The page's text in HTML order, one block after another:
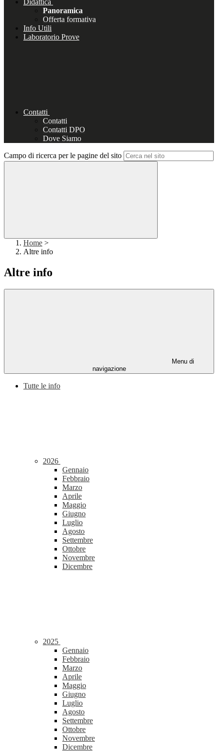
Didattica
Panoramica
Offerta formativa
Info Utili
Laboratorio Prove
Contatti
Contatti
Contatti DPO
Dove Siamo
Campo di ricerca per le pagine del sito
Home >
Altre info
Altre info
Menu di
navigazione
Tutte le info
2026
Gennaio
Febbraio
Marzo
Aprile
Maggio
Giugno
Luglio
Agosto
Settembre
Ottobre
Novembre
Dicembre
2025
Gennaio
Febbraio
Marzo
Aprile
Maggio
Giugno
Luglio
Agosto
Settembre
Ottobre
Novembre
Dicembre